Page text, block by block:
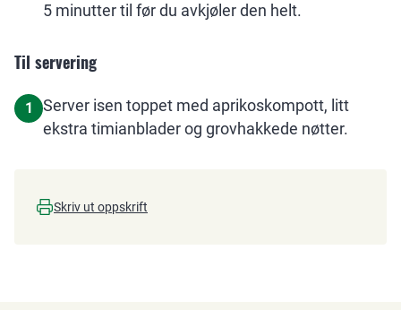
5 minutter til før du avkjøler den helt.
Til servering
1
Server isen toppet med aprikoskompott, litt
ekstra timianblader og grovhakkede nøtter.
Skriv ut oppskrift